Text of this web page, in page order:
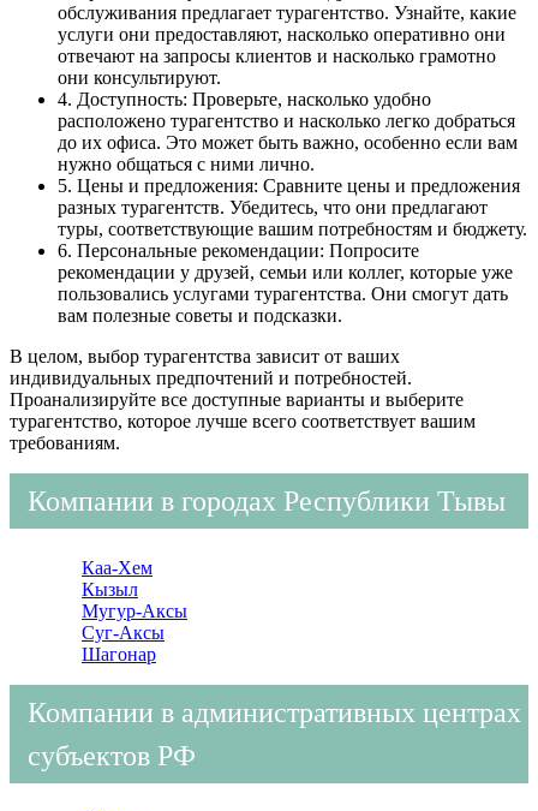
обслуживания предлагает турагентство. Узнайте, какие
услуги они предоставляют, насколько оперативно они
отвечают на запросы клиентов и насколько грамотно
они консультируют.
4. Доступность: Проверьте, насколько удобно
расположено турагентство и насколько легко добраться
до их офиса. Это может быть важно, особенно если вам
нужно общаться с ними лично.
5. Цены и предложения: Сравните цены и предложения
разных турагентств. Убедитесь, что они предлагают
туры, соответствующие вашим потребностям и бюджету.
6. Персональные рекомендации: Попросите
рекомендации у друзей, семьи или коллег, которые уже
пользовались услугами турагентства. Они смогут дать
вам полезные советы и подсказки.
В целом, выбор турагентства зависит от ваших
индивидуальных предпочтений и потребностей.
Проанализируйте все доступные варианты и выберите
турагентство, которое лучше всего соответствует вашим
требованиям.
Компании в городах Республики Тывы
Каа-Хем
Кызыл
Мугур-Аксы
Суг-Аксы
Шагонар
Компании в административных центрах
субъектов РФ